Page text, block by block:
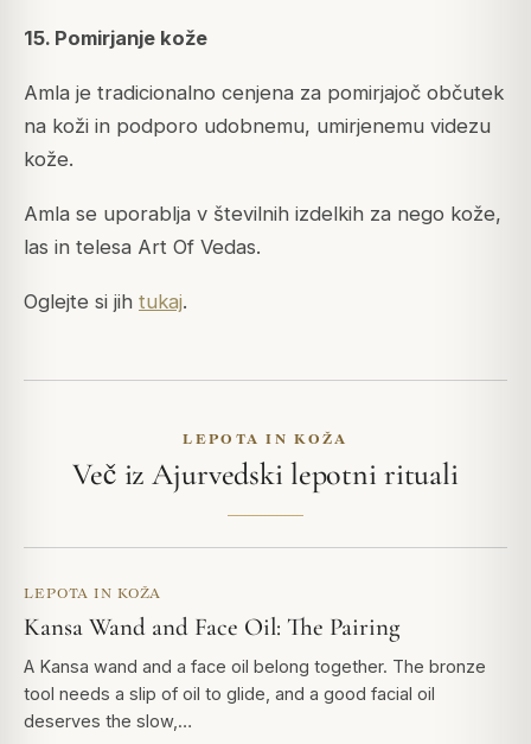
15. Pomirjanje kože
Amla je tradicionalno cenjena za pomirjajoč občutek
na koži in podporo udobnemu, umirjenemu videzu
kože.
Amla se uporablja v številnih izdelkih za nego kože,
las in telesa Art Of Vedas.
Oglejte si jih tukaj.
LEPOTA IN KOŽA
Več iz Ajurvedski lepotni rituali
LEPOTA IN KOŽA
Kansa Wand and Face Oil: The Pairing
A Kansa wand and a face oil belong together. The bronze
tool needs a slip of oil to glide, and a good facial oil
deserves the slow,…